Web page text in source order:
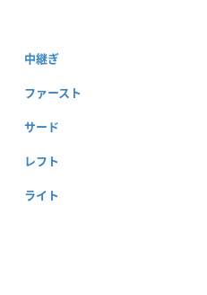
中継ぎ
ファースト
サード
レフト
ライト